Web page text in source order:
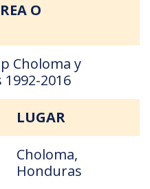
O
Choloma y
1992-2016
LUGAR
Choloma,
Honduras